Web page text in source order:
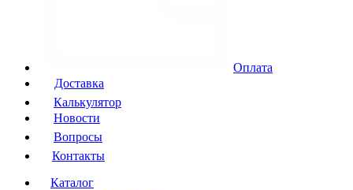
Оплата
Доставка
Калькулятор
Новости
Вопросы
Контакты
Каталог